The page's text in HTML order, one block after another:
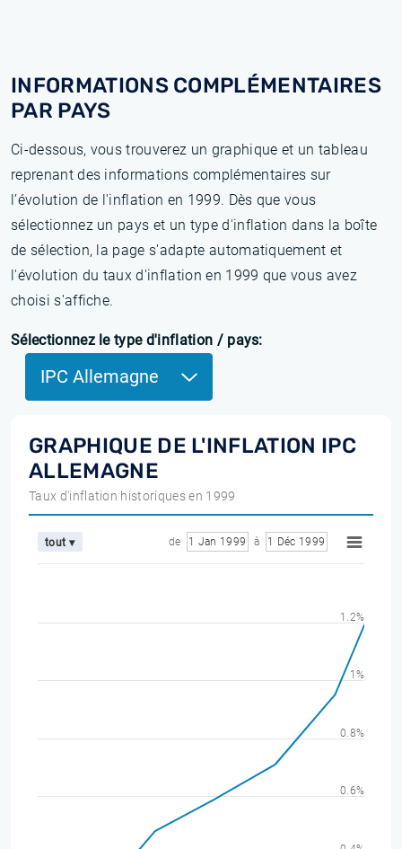
INFORMATIONS COMPLÉMENTAIRES
PAR PAYS
Ci-dessous, vous trouverez un graphique et un tableau
reprenant des informations complémentaires sur
l’évolution de l'inflation en 1999. Dès que vous
sélectionnez un pays et un type d'inflation dans la boîte
de sélection, la page s'adapte automatiquement et
l'évolution du taux d'inflation en 1999 que vous avez
choisi s'affiche.
Sélectionnez le type d'inflation / pays:
IPC Allemagne
GRAPHIQUE DE L'INFLATION IPC
ALLEMAGNE
Taux d'inflation historiques en 1999
tout ▾ de 1 Jan 1999 à 1 Déc 1999
0.6%
0.8%
1%
1.2%